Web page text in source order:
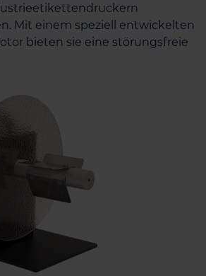
Mit einem speziell entwickelten
bieten sie eine störungsfreie